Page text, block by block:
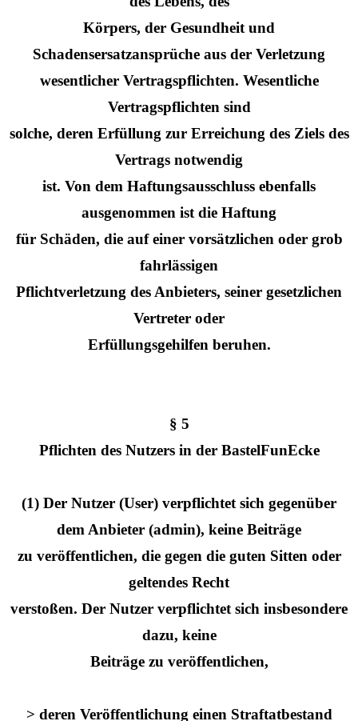
Körpers, der Gesundheit und
Schadensersatzansprüche aus der Verletzung
wesentlicher Vertragspflichten. Wesentliche
Vertragspflichten sind
solche, deren Erfüllung zur Erreichung des Ziels des
Vertrags notwendig
ist. Von dem Haftungsausschluss ebenfalls
ausgenommen ist die Haftung
für Schäden, die auf einer vorsätzlichen oder grob
fahrlässigen
Pflichtverletzung des Anbieters, seiner gesetzlichen
Vertreter oder
Erfüllungsgehilfen beruhen.
§ 5
Pflichten des Nutzers in der BastelFunEcke
(1) Der Nutzer (User) verpflichtet sich gegenüber
dem Anbieter (admin), keine Beiträge
zu veröffentlichen, die gegen die guten Sitten oder
geltendes Recht
verstoßen. Der Nutzer verpflichtet sich insbesondere
dazu, keine
Beiträge zu veröffentlichen,
> deren Veröffentlichung einen Straftatbestand